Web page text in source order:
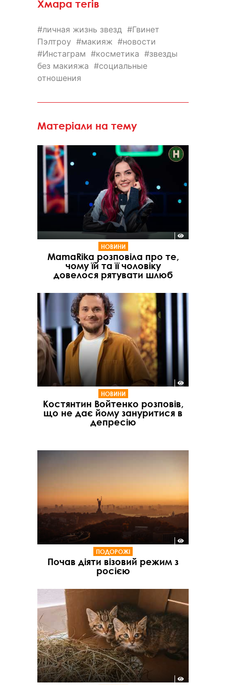
Хмара тегів
личная жизнь звезд
Гвинет
Пэлтроу
макияж
новости
Инстаграм
косметика
звезды
без макияжа
социальные
отношения
Матеріали на тему
НОВИНИ
MamaRika розповіла про те,
чому їй та її чоловіку
довелося рятувати шлюб
НОВИНИ
Костянтин Войтенко розповів,
що не дає йому зануритися в
депресію
ПОДОРОЖІ
Почав діяти візовий режим з
росією